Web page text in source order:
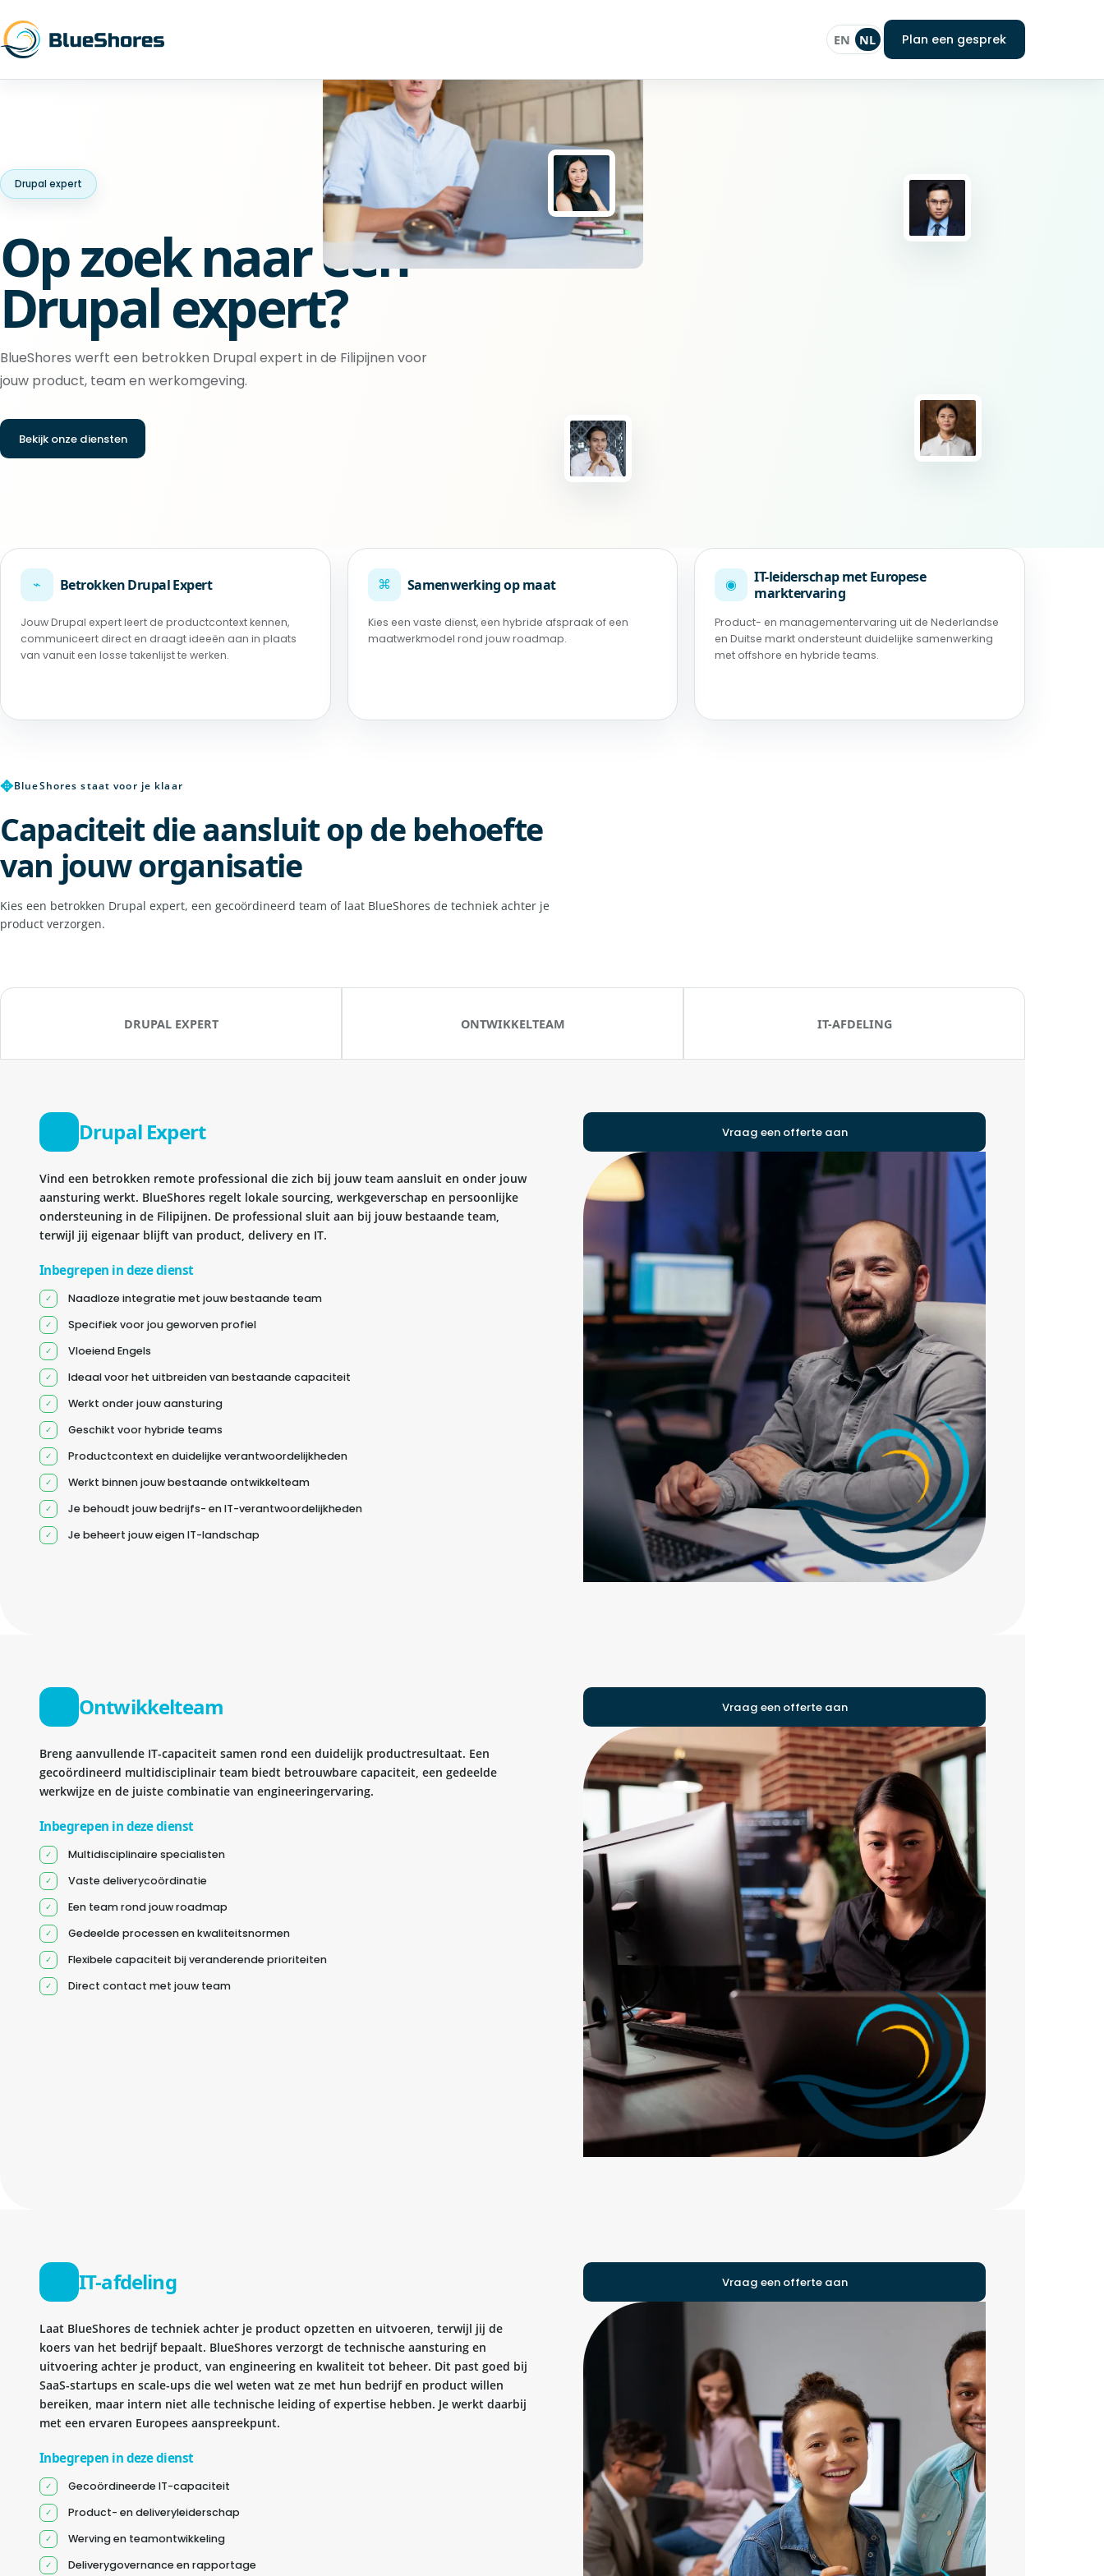
EN NL Plan een gesprek
Drupal expert
Op zoek naar een
Drupal expert?
BlueShores werft een betrokken Drupal expert in de Filipijnen voor
jouw product, team en werkomgeving.
Bekijk onze diensten
⌁ Betrokken Drupal Expert
Jouw Drupal expert leert de productcontext kennen,
communiceert direct en draagt ideeën aan in plaats
van vanuit een losse takenlijst te werken.
⌘ Samenwerking op maat
Kies een vaste dienst, een hybride afspraak of een
maatwerkmodel rond jouw roadmap.
◉
IT-leiderschap met Europese
marktervaring
Product- en managementervaring uit de Nederlandse
en Duitse markt ondersteunt duidelijke samenwerking
met offshore en hybride teams.
✥BlueShores staat voor je klaar
Capaciteit die aansluit op de behoefte
van jouw organisatie
Kies een betrokken Drupal expert, een gecoördineerd team of laat BlueShores de techniek achter je
product verzorgen.
DRUPAL EXPERT ONTWIKKELTEAM IT-AFDELING
Drupal Expert
Vind een betrokken remote professional die zich bij jouw team aansluit en onder jouw
aansturing werkt. BlueShores regelt lokale sourcing, werkgeverschap en persoonlijke
ondersteuning in de Filipijnen. De professional sluit aan bij jouw bestaande team,
terwijl jij eigenaar blijft van product, delivery en IT.
Inbegrepen in deze dienst
Naadloze integratie met jouw bestaande team
Specifiek voor jou geworven profiel
Vloeiend Engels
Ideaal voor het uitbreiden van bestaande capaciteit
Werkt onder jouw aansturing
Geschikt voor hybride teams
Productcontext en duidelijke verantwoordelijkheden
Werkt binnen jouw bestaande ontwikkelteam
Je behoudt jouw bedrijfs- en IT-verantwoordelijkheden
Je beheert jouw eigen IT-landschap
Vraag een offerte aan
Ontwikkelteam
Breng aanvullende IT-capaciteit samen rond een duidelijk productresultaat. Een
gecoördineerd multidisciplinair team biedt betrouwbare capaciteit, een gedeelde
werkwijze en de juiste combinatie van engineeringervaring.
Inbegrepen in deze dienst
Multidisciplinaire specialisten
Vaste deliverycoördinatie
Een team rond jouw roadmap
Gedeelde processen en kwaliteitsnormen
Flexibele capaciteit bij veranderende prioriteiten
Direct contact met jouw team
Vraag een offerte aan
IT-afdeling
Laat BlueShores de techniek achter je product opzetten en uitvoeren, terwijl jij de
koers van het bedrijf bepaalt. BlueShores verzorgt de technische aansturing en
uitvoering achter je product, van engineering en kwaliteit tot beheer. Dit past goed bij
SaaS-startups en scale-ups die wel weten wat ze met hun bedrijf en product willen
bereiken, maar intern niet alle technische leiding of expertise hebben. Je werkt daarbij
met een ervaren Europees aanspreekpunt.
Inbegrepen in deze dienst
Gecoördineerde IT-capaciteit
Product- en deliveryleiderschap
Werving en teamontwikkeling
Deliverygovernance en rapportage
Vraag een offerte aan